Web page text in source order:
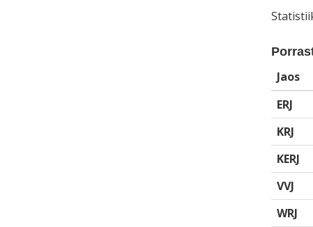
Jaos
ERJ
KRJ
KERJ
VVJ
WRJ